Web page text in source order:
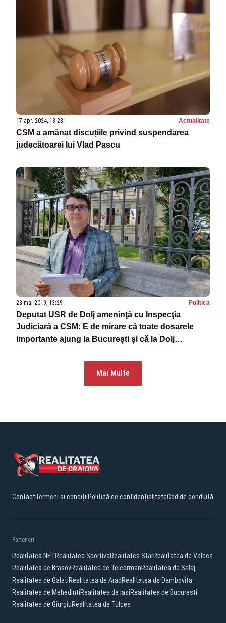
17 apr. 2024, 13:28 Actualitate
CSM a amânat discuțiile privind suspendarea
judecătoarei lui Vlad Pascu
28 mai 2019, 13:29 Politica
Deputat USR de Dolj ameninţă cu Inspecţia
Judiciară a CSM: E de mirare că toate dosarele
importante ajung la București și că la Dolj
Mai Multe
ContactTermeni și condițiiPolitică de confidențialitateCod de conduită
Parteneri:
Realitatea.NETRealitatea SportivaRealitatea StarRealitatea de Valcea
Realitatea de BrasovRealitatea de TeleormanRealitatea de Salaj
Realitatea de GalatiRealitatea de Arad Realitatea de Dambovita
Realitatea de MehedintiRealitatea de IasiRealitatea de Bucuresti
Realitatea de GiurgiuRealitatea de Tulcea